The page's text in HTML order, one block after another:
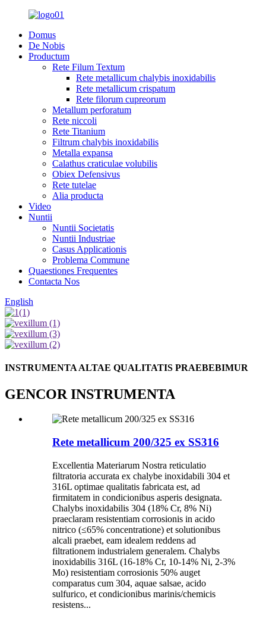
Domus
De Nobis
Productum
Rete Filum Textum
Rete metallicum chalybis inoxidabilis
Rete metallicum crispatum
Rete filorum cupreorum
Metallum perforatum
Rete niccoli
Rete Titanium
Filtrum chalybis inoxidabilis
Metalla expansa
Calathus craticulae volubilis
Obiex Defensivus
Rete tutelae
Alia producta
Video
Nuntii
Nuntii Societatis
Nuntii Industriae
Casus Applicationis
Problema Commune
Quaestiones Frequentes
Contacta Nos
English
INSTRUMENTA ALTAE QUALITATIS PRAEBEBIMUR
GENCOR INSTRUMENTA
Rete metallicum 200/325 ex SS316
Excellentia Materiarum Nostra reticulatio
filtratoria accurata ex chalybe inoxidabili 304 et
316L optimae qualitatis fabricata est, ad
firmitatem in condicionibus asperis designata.
Chalybs inoxidabilis 304 (18% Cr, 8% Ni)
praeclaram resistentiam corrosionis in acido
nitrico (≤65% concentratione) et solutionibus
alcali praebet, eam idealem reddens ad
filtrationem industrialem generalem. Chalybs
inoxidabilis 316L (16-18% Cr, 10-14% Ni, 2-3%
Mo) resistentiam corrosionis 50% auget
comparatus cum 304, aquae salsae, acido
sulfurico, et condicionibus marinis/chemicis
resistens...